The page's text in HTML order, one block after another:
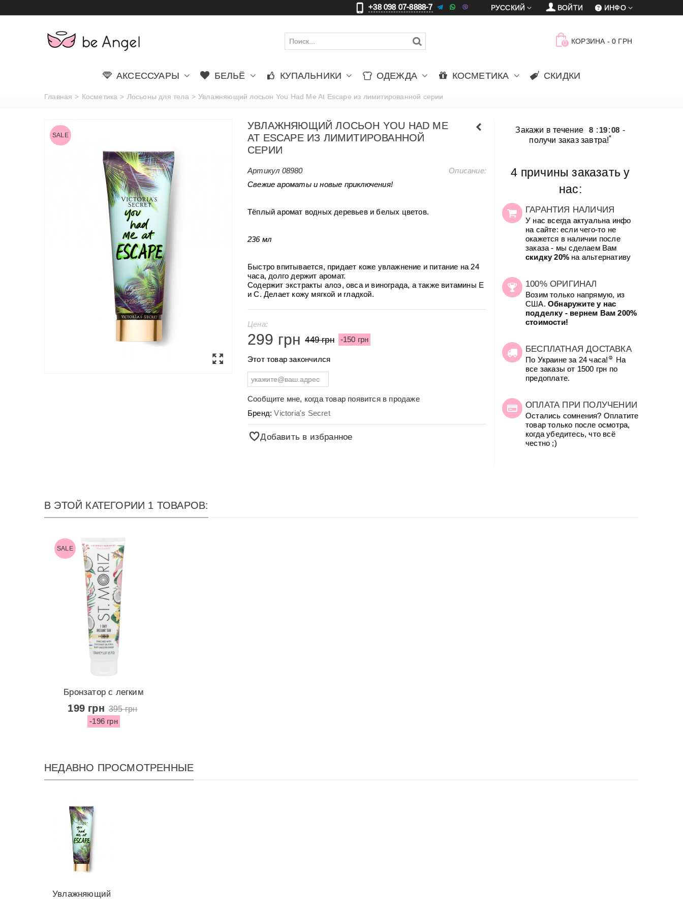
+38 098 07-8888-7 更 車 賈 ИНФО
ВОЙТИ
РУССКИЙ
0 КОРЗИНА - 0 ГРН
АКСЕССУАРЫ БЕЛЬЁ КУПАЛЬНИКИ ОДЕЖДА КОСМЕТИКА СКИДКИ
Главная > Косметика > Лосьоны для тела > Увлажняющий лосьон You Had Me At Escape из лимитированной серии
SALE
УВЛАЖНЯЮЩИЙ ЛОСЬОН YOU HAD ME
AT ESCAPE ИЗ ЛИМИТИРОВАННОЙ
СЕРИИ
Артикул 08980
Описание:
Свежие ароматы и новые приключения!
Тёплый аромат водных деревьев и белых цветов.
236 мл
Быстро впитывается, придает коже увлажнение и питание на 24
часа, долго держит аромат.
Содержит экстракты алоэ, овса и винограда, а также витамины E
и C. Делает кожу мягкой и гладкой.
Цена:
299 грн 449 грн -150 грн
Этот товар закончился
Сообщите мне, когда товар появится в продаже
Бренд:Victoria's Secret
Добавить в избранное
Закажи в течение 8 :19:08 -
получи заказ завтра!*
4 причины заказать у
нас:
ГАРАНТИЯ НАЛИЧИЯ
У нас всегда актуальна инфо
на сайте: если чего-то не
окажется в наличии после
заказа - мы сделаем Вам
скидку 20%на альтернативу
100% ОРИГИНАЛ
Возим только напрямую, из
США. Обнаружите у нас
подделку - вернем Вам 200%
стоимости!
БЕСПЛАТНАЯ ДОСТАВКА
По Украине за 24 часа! ☺
На
все заказы от 1500 грн по
предоплате.
ОПЛАТА ПРИ ПОЛУЧЕНИИ
Остались сомнения? Оплатите
товар только после осмотра,
когда убедитесь, что всё
честно ;)
В ЭТОЙ КАТЕГОРИИ 1 ТОВАРОВ:
SALE
Бронзатор с легким
эффектом...
199 грн 395 грн
-196 грн
НЕДАВНО ПРОСМОТРЕННЫЕ
Увлажняющий